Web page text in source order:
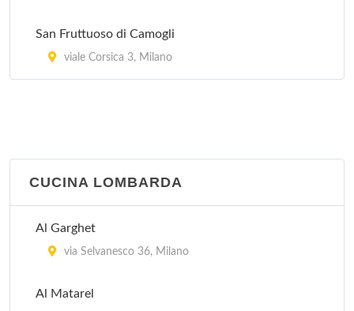
San Fruttuoso di Camogli
viale Corsica 3, Milano
CUCINA LOMBARDA
Al Garghet
via Selvanesco 36, Milano
Al Matarel